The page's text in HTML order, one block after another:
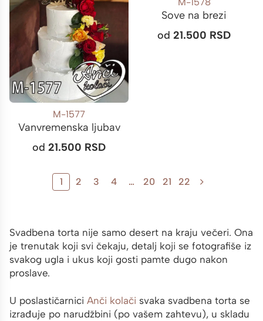
M-1577
Vanvremenska ljubav
od 21.500 RSD
Sove na brezi
od 21.500 RSD
1 2 3 4 … 20 21 22
Svadbena torta nije samo desert na kraju večeri. Ona
je trenutak koji svi čekaju, detalj koji se fotografiše iz
svakog ugla i ukus koji gosti pamte dugo nakon
proslave.
U poslastičarnici Anči kolači svaka svadbena torta se
izrađuje po narudžbini (po vašem zahtevu), u skladu